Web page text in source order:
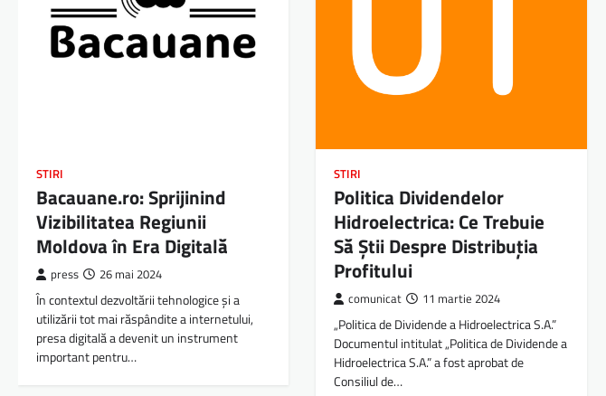
STIRI
Bacauane.ro: Sprijinind
Vizibilitatea Regiunii
Moldova în Era Digitală
press 26 mai 2024
În contextul dezvoltării tehnologice și a
utilizării tot mai răspândite a internetului,
presa digitală a devenit un instrument
important pentru…
STIRI
Politica Dividendelor
Hidroelectrica: Ce Trebuie
Să Știi Despre Distribuția
Profitului
comunicat 11 martie 2024
„Politica de Dividende a Hidroelectrica S.A.”
Documentul intitulat „Politica de Dividende a
Hidroelectrica S.A.” a fost aprobat de
Consiliul de…